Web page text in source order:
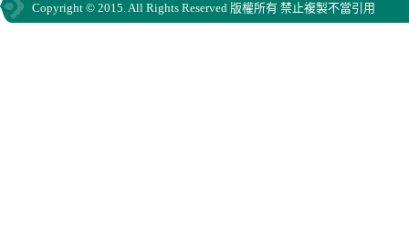
Copyright © 2015. All Rights Reserved 版權所有 禁止複製不當引用